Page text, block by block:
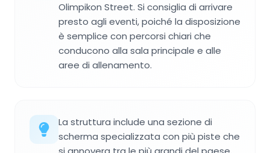
Olimpikon Street. Si consiglia di arrivare
presto agli eventi, poiché la disposizione
è semplice con percorsi chiari che
conducono alla sala principale e alle
aree di allenamento.
La struttura include una sezione di
scherma specializzata con più piste che